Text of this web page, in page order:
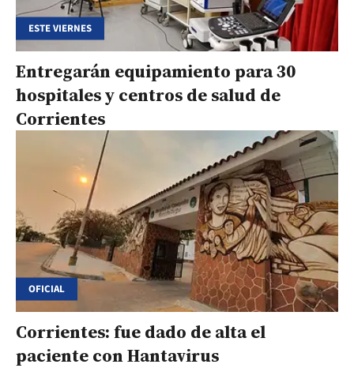
ESTE VIERNES
Entregarán equipamiento para 30
hospitales y centros de salud de
Corrientes
OFICIAL
Corrientes: fue dado de alta el
paciente con Hantavirus